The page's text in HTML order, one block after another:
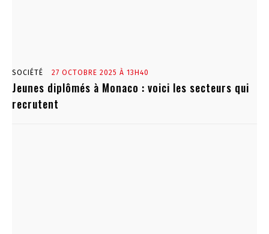
SOCIÉTÉ 27 OCTOBRE 2025 À 13H40
Jeunes diplômés à Monaco : voici les secteurs qui
recrutent